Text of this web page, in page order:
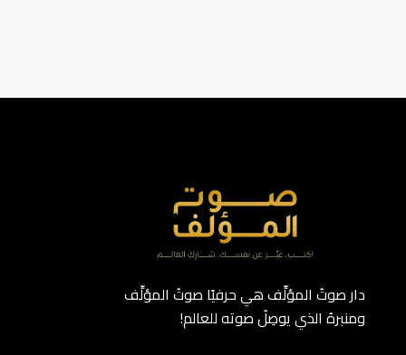
دار صوتُ المؤلِّف هي حرفيًا صوتُ المؤلِّف
ومنبرهُ الذي يوصِلُ صوته للعالم!